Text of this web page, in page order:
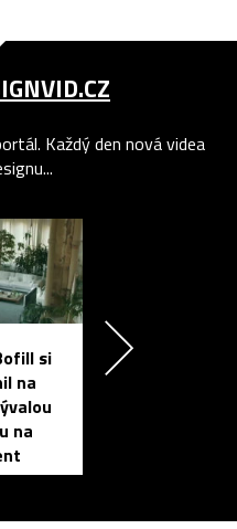
Každý den nová videa
si
na
na